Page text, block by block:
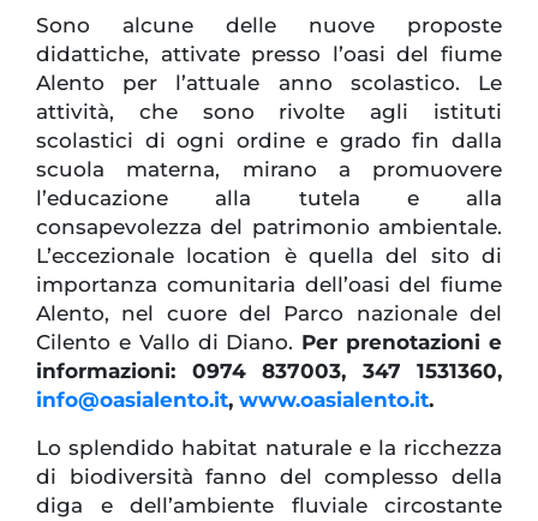
Sono alcune delle nuove proposte
didattiche, attivate presso l’oasi del fiume
Alento per l’attuale anno scolastico. Le
attività, che sono rivolte agli istituti
scolastici di ogni ordine e grado fin dalla
scuola materna, mirano a promuovere
l’educazione alla tutela e alla
consapevolezza del patrimonio ambientale.
L’eccezionale location è quella del sito di
importanza comunitaria dell’oasi del fiume
Alento, nel cuore del Parco nazionale del
Cilento e Vallo di Diano. Per prenotazioni e
informazioni: 0974 837003, 347 1531360,
info@oasialento.it, www.oasialento.it.
Lo splendido habitat naturale e la ricchezza
di biodiversità fanno del complesso della
diga e dell’ambiente fluviale circostante